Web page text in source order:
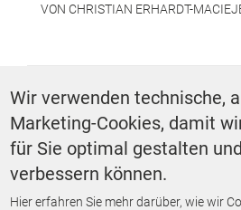
VON CHRISTIAN ERHARDT-
Digitalisierung Praxis
Wir verwenden technische,
Marketing-Cookies, damit
für Sie optimal gestalten
verbessern können.
Hier erfahren Sie mehr darüber, wie wir